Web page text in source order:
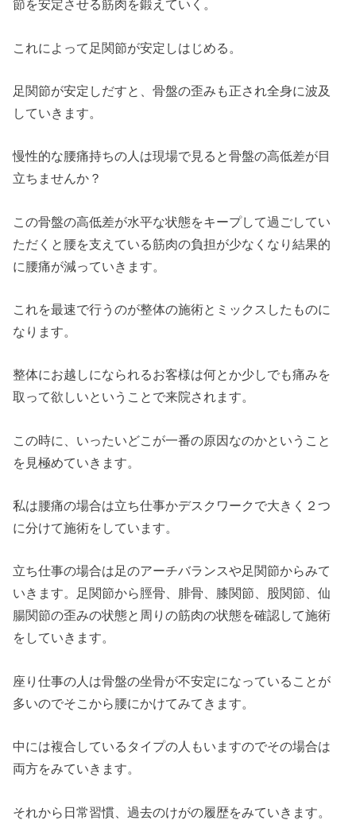
節を安定させる筋肉を鍛えていく。
これによって足関節が安定しはじめる。
足関節が安定しだすと、骨盤の歪みも正され全身に波及
していきます。
慢性的な腰痛持ちの人は現場で見ると骨盤の高低差が目
立ちませんか？
この骨盤の高低差が水平な状態をキープして過ごしてい
ただくと腰を支えている筋肉の負担が少なくなり結果的
に腰痛が減っていきます。
これを最速で行うのが整体の施術とミックスしたものに
なります。
整体にお越しになられるお客様は何とか少しでも痛みを
取って欲しいということで来院されます。
この時に、いったいどこが一番の原因なのかということ
を見極めていきます。
私は腰痛の場合は立ち仕事かデスクワークで大きく２つ
に分けて施術をしています。
立ち仕事の場合は足のアーチバランスや足関節からみて
いきます。足関節から脛骨、腓骨、膝関節、股関節、仙
腸関節の歪みの状態と周りの筋肉の状態を確認して施術
をしていきます。
座り仕事の人は骨盤の坐骨が不安定になっていることが
多いのでそこから腰にかけてみてきます。
中には複合しているタイプの人もいますのでその場合は
両方をみていきます。
それから日常習慣、過去のけがの履歴をみていきます。